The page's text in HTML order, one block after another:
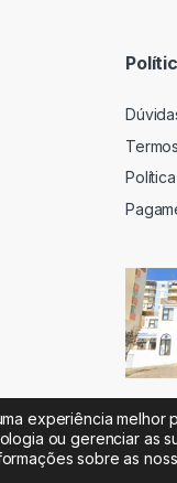
experiência melhor
ou gerenciar as
sobre as